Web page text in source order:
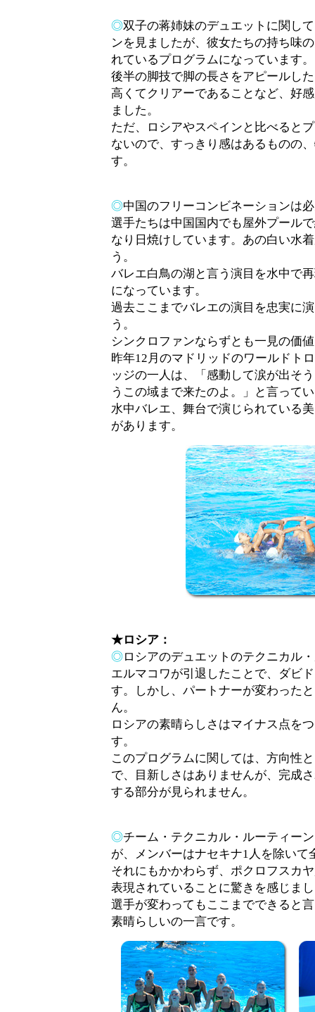
◎双子の蒋姉妹のデュエットに関し
ンを見ましたが、彼女たちの持ち味
れているプログラムになっています。
後半の脚技で脚の長さをアピールし
高くてクリアーであることなど、好
ました。
ただ、ロシアやスペインと比べると
ないので、すっきり感はあるものの
す。
◎中国のフリーコンビネーションは
選手たちは中国国内でも屋外プール
なり日焼けしています。あの白い水
う。
バレエ白鳥の湖と言う演目を水中で
になっています。
過去ここまでバレエの演目を忠実に
う。
シンクロファンならずとも一見の価
昨年12月のマドリッドのワールドト
ッジの一人は、「感動して涙が出そ
うこの域まで来たのよ。」と言って
水中バレエ、舞台で演じられている
があります。
★ロシア：
◎ ロシアのデュエットのテクニカル
エルマコワが引退したことで、ダビ
す。しかし、パートナーが変わった
ん。
ロシアの素晴らしさはマイナス点を
す。
このプログラムに関しては、方向性
で、目新しさはありませんが、完成
する部分が見られません。
◎チーム・テクニカル・ルーティー
が、メンバーはナセキナ1人を除いて
それにもかかわらず、ポクロフスカ
表現されていることに驚きを感じま
選手が変わってもここまでできると
素晴らしいの一言です。